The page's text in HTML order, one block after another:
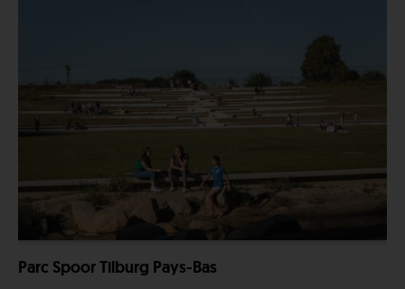
Parc Spoor Tilburg Pays-Bas